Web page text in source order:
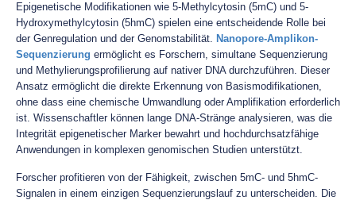
Epigenetische Modifikationen wie 5-Methylcytosin (5mC) und 5-
Hydroxymethylcytosin (5hmC) spielen eine entscheidende Rolle bei
der Genregulation und der Genomstabilität. Nanopore-Amplikon-
Sequenzierung ermöglicht es Forschern, simultane Sequenzierung
und Methylierungsprofilierung auf nativer DNA durchzuführen. Dieser
Ansatz ermöglicht die direkte Erkennung von Basismodifikationen,
ohne dass eine chemische Umwandlung oder Amplifikation erforderlich
ist. Wissenschaftler können lange DNA-Stränge analysieren, was die
Integrität epigenetischer Marker bewahrt und hochdurchsatzfähige
Anwendungen in komplexen genomischen Studien unterstützt.
Forscher profitieren von der Fähigkeit, zwischen 5mC- und 5hmC-
Signalen in einem einzigen Sequenzierungslauf zu unterscheiden. Die